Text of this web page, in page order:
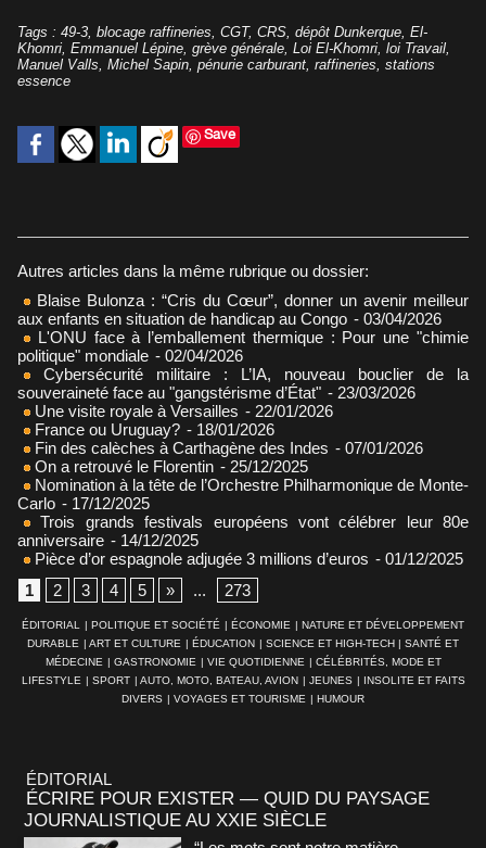
Tags : 49-3, blocage raffineries, CGT, CRS, dépôt Dunkerque, El-
Khomri, Emmanuel Lépine, grève générale, Loi El-Khomri, loi Travail,
Manuel Valls, Michel Sapin, pénurie carburant, raffineries, stations
essence
Save
Autres articles dans la même rubrique ou dossier:
Blaise Bulonza : “Cris du Cœur”, donner un avenir meilleur
aux enfants en situation de handicap au Congo - 03/04/2026
L'ONU face à l’emballement thermique : Pour une "chimie
politique" mondiale - 02/04/2026
Cybersécurité militaire : L’IA, nouveau bouclier de la
souveraineté face au "gangstérisme d’État" - 23/03/2026
Une visite royale à Versailles - 22/01/2026
France ou Uruguay? - 18/01/2026
Fin des calèches à Carthagène des Indes - 07/01/2026
On a retrouvé le Florentin - 25/12/2025
Nomination à la tête de l’Orchestre Philharmonique de Monte-
Carlo - 17/12/2025
Trois grands festivals européens vont célébrer leur 80e
anniversaire - 14/12/2025
Pièce d’or espagnole adjugée 3 millions d’euros - 01/12/2025
1
2 3 4 5 » ... 273
ÉDITORIAL | POLITIQUE ET SOCIÉTÉ | ÉCONOMIE | NATURE ET DÉVELOPPEMENT
DURABLE | ART ET CULTURE | ÉDUCATION | SCIENCE ET HIGH-TECH | SANTÉ ET
MÉDECINE | GASTRONOMIE | VIE QUOTIDIENNE | CÉLÉBRITÉS, MODE ET
LIFESTYLE | SPORT | AUTO, MOTO, BATEAU, AVION | JEUNES | INSOLITE ET FAITS
DIVERS | VOYAGES ET TOURISME | HUMOUR
ÉDITORIAL
ÉCRIRE POUR EXISTER — QUID DU PAYSAGE
JOURNALISTIQUE AU XXIE SIÈCLE